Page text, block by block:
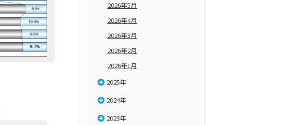
2026年5月
2026年4月
2026年3月
2026年2月
2026年1月
2025年
2024年
2023年